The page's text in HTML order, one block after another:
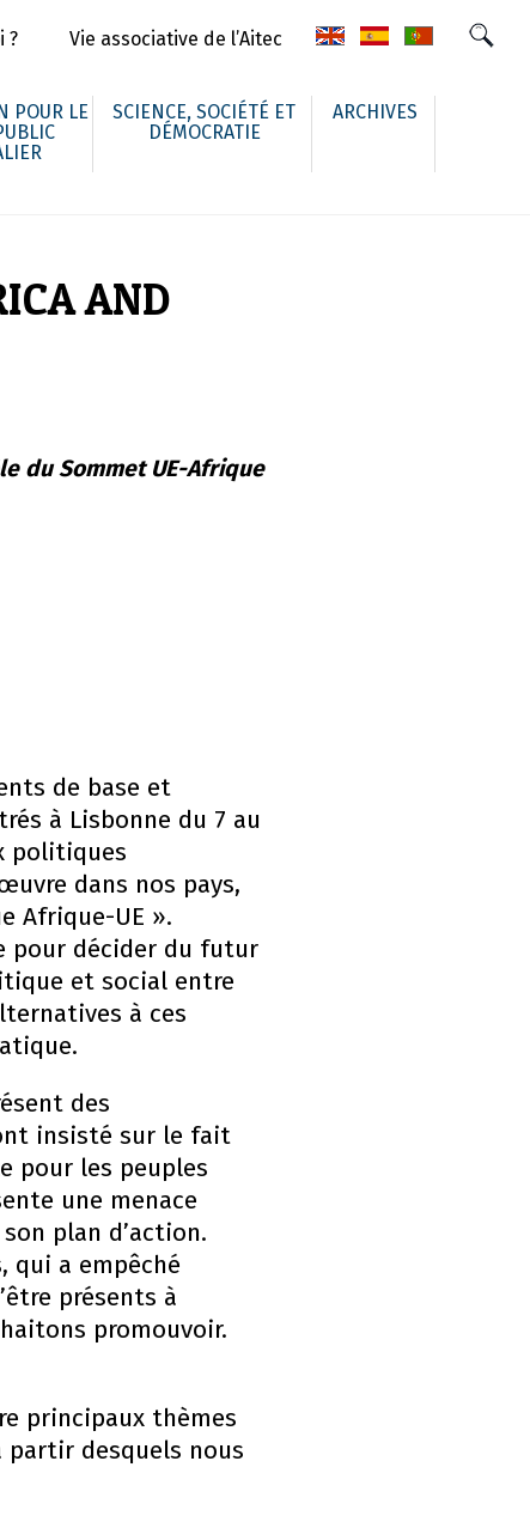
? Vie associative de l’Aitec
POUR LE
SCIENCE, SOCIÉTÉ ET
DÉMOCRATIE
ARCHIVES
AND
du Sommet UE-Afrique
de base et
à Lisbonne du 7 au
politiques
dans nos pays,
Afrique-UE ».
pour décider du futur
et social entre
à ces
des
insisté sur le fait
pour les peuples
une menace
plan d’action.
qui a empêché
présents à
promouvoir.
principaux thèmes
partir desquels nous